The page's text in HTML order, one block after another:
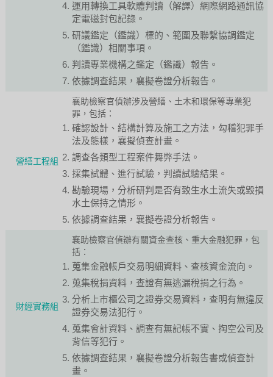
運用轉換工具軟體判讀（解譯）網際網路通訊協
定電磁封包記錄。
研議鑑定（鑑識）標的、範圍及聯繫協調鑑定
（鑑識）相關事項。
判讀專業機構之鑑定（鑑識）報告。
依據調查結果，襄擬卷證分析報告。
營繕工程組
襄助檢察官偵辦涉及營繕、土木和環保等專業犯
罪，包括：
確認設計、結構計算及施工之方法，勾稽犯罪手
法及態樣，襄擬偵查計畫。
調查各類型工程案件舞弊手法。
採集試體、進行試驗，判讀試驗結果。
勘驗現場，分析研判是否有致生水土流失或毀損
水土保持之情形。
依據調查結果，襄擬卷證分析報告。
財經實務組
襄助檢察官偵辦有關資金查核、重大金融犯罪，包
括：
蒐集金融帳戶交易明細資料、查核資金流向。
蒐集稅捐資料，查證有無逃漏稅捐之行為。
分析上市櫃公司之證券交易資料，查明有無違反
證券交易法犯行。
蒐集會計資料、調查有無記帳不實、掏空公司及
背信等犯行。
依據調查結果，襄擬卷證分析報告書或偵查計
畫。